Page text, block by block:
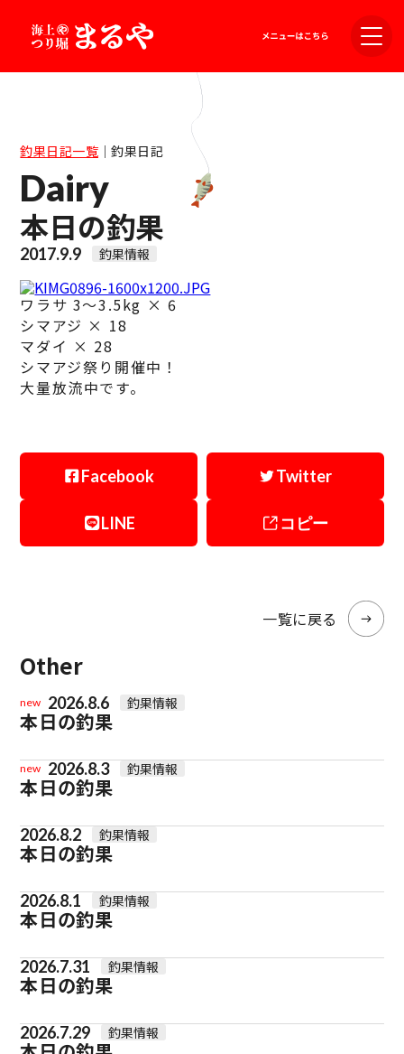
釣果日記一覧｜釣果日記
Dairy
本日の釣果
2017.9.9 釣果情報
ワラサ 3～3.5kg × 6
シマアジ × 18
マダイ × 28
シマアジ祭り開催中！
大量放流中です。
Facebook Twitter
LINE コピー
一覧に戻る
Other
new 2026.8.6 釣果情報
本日の釣果
new 2026.8.3 釣果情報
本日の釣果
2026.8.2 釣果情報
本日の釣果
2026.8.1 釣果情報
本日の釣果
2026.7.31 釣果情報
本日の釣果
2026.7.29 釣果情報